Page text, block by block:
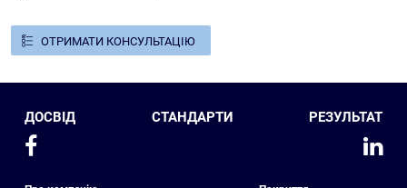
ОТРИМАТИ КОНСУЛЬТАЦІЮ
ДОСВІД СТАНДАРТИ РЕЗУЛЬТАТ